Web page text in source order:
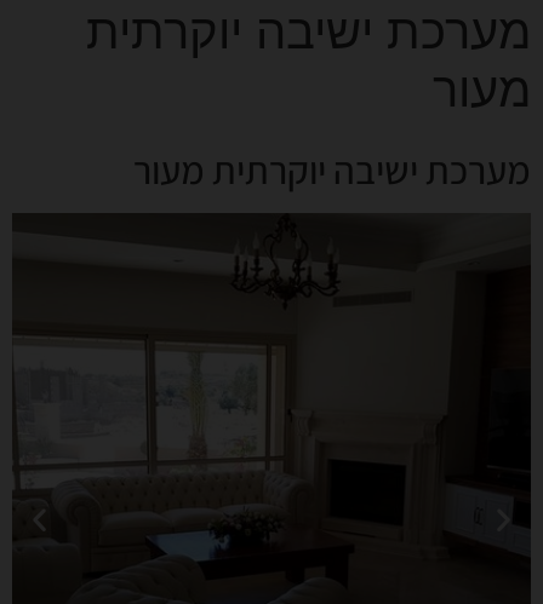
מערכת ישיבה יוקרתית
מעור
מערכת ישיבה יוקרתית מעור